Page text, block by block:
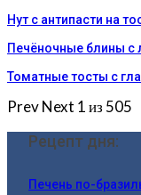
Нут с антипасти на
Печёночные блины с
Томатные тосты с
PrevNext 1 из 505
Рецепт дня:
Печень по-